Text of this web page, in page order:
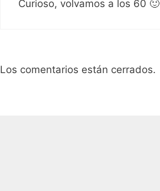
Curioso, volvamos a los 60 🙂
Los comentarios están cerrados.